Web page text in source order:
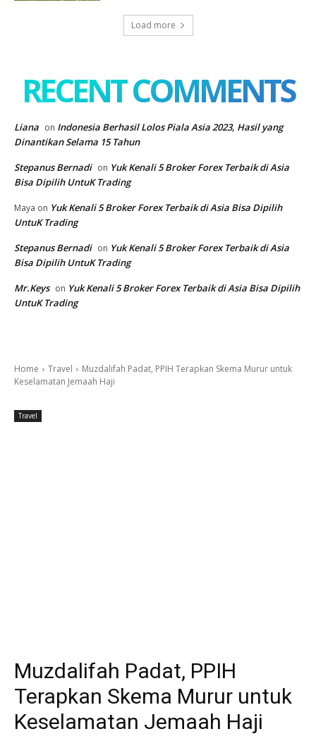
Load more
RECENT COMMENTS
Liana on Indonesia Berhasil Lolos Piala Asia 2023, Hasil yang
Dinantikan Selama 15 Tahun
Stepanus Bernadi on Yuk Kenali 5 Broker Forex Terbaik di Asia
Bisa Dipilih UntuK Trading
Maya on Yuk Kenali 5 Broker Forex Terbaik di Asia Bisa Dipilih
UntuK Trading
Stepanus Bernadi on Yuk Kenali 5 Broker Forex Terbaik di Asia
Bisa Dipilih UntuK Trading
Mr.Keys on Yuk Kenali 5 Broker Forex Terbaik di Asia Bisa Dipilih
UntuK Trading